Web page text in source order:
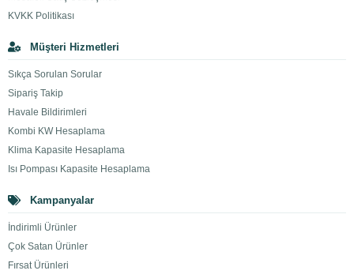
KVKK Politikası
Müşteri Hizmetleri
Sıkça Sorulan Sorular
Sipariş Takip
Havale Bildirimleri
Kombi KW Hesaplama
Klima Kapasite Hesaplama
Isı Pompası Kapasite Hesaplama
Kampanyalar
İndirimli Ürünler
Çok Satan Ürünler
Fırsat Ürünleri